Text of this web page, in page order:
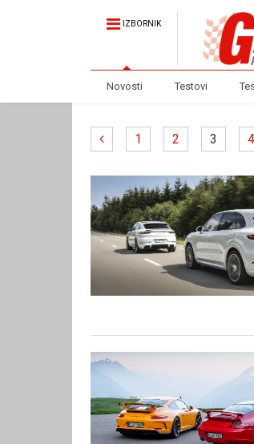
IZBORNIK
Novosti Testovi
1 2 3 4